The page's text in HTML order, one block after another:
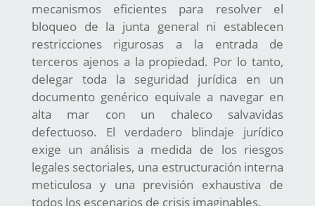
mecanismos eficientes para resolver el
bloqueo de la junta general ni establecen
restricciones rigurosas a la entrada de
terceros ajenos a la propiedad. Por lo tanto,
delegar toda la seguridad jurídica en un
documento genérico equivale a navegar en
alta mar con un chaleco salvavidas
defectuoso. El verdadero blindaje jurídico
exige un análisis a medida de los riesgos
legales sectoriales, una estructuración interna
meticulosa y una previsión exhaustiva de
todos los escenarios de crisis imaginables.